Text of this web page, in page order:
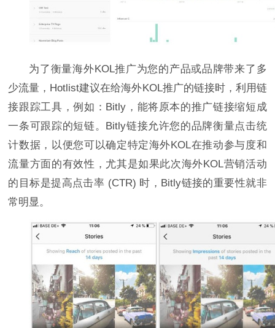
为了衡量海外KOL推广为您的产品或品牌带来了多
少流量，Hotlist建议在给海外KOL推广的链接时，利用链
接跟踪工具，例如：Bitly，能将原本的推广链接缩短成
一条可跟踪的短链。Bitly链接允许您的品牌衡量点击统
计数据，以便您可以确定特定海外KOL在推动参与度和
流量方面的有效性，尤其是如果此次海外KOL营销活动
的目标是提高点击率 (CTR) 时，Bitly链接的重要性就非
常明显。